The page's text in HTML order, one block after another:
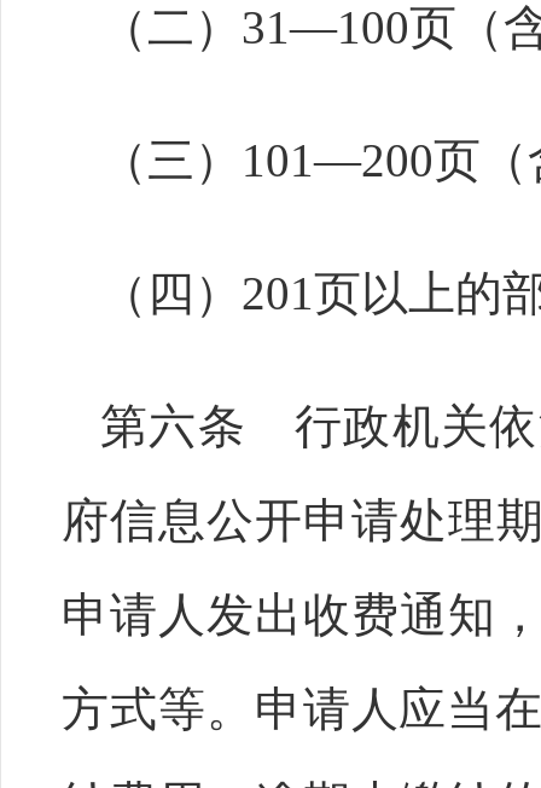
（二）31—100页（
（三）101—200页
（四）201页以上的
第六条 行政机关依
府信息公开申请处理
申请人发出收费通知
方式等。申请人应当